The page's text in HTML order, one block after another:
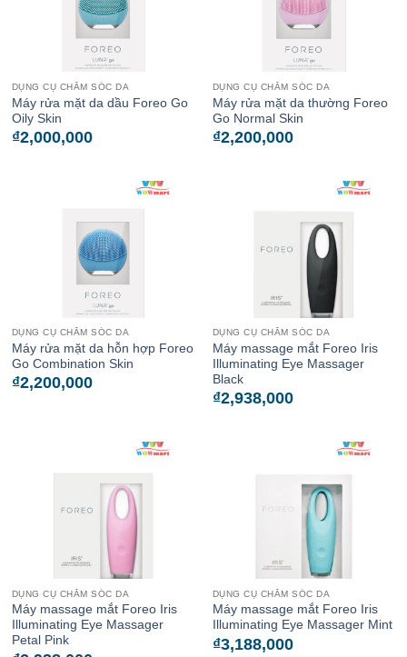
DỤNG CỤ CHĂM SÓC DA
Máy rửa mặt da dầu Foreo Go
Oily Skin
₫2,000,000
DỤNG CỤ CHĂM SÓC DA
Máy rửa mặt da thường Foreo
Go Normal Skin
₫2,200,000
DỤNG CỤ CHĂM SÓC DA
Máy rửa mặt da hỗn hợp Foreo
Go Combination Skin
₫2,200,000
DỤNG CỤ CHĂM SÓC DA
Máy massage mắt Foreo Iris
Illuminating Eye Massager
Black
₫2,938,000
DỤNG CỤ CHĂM SÓC DA
Máy massage mắt Foreo Iris
Illuminating Eye Massager
Petal Pink
DỤNG CỤ CHĂM SÓC DA
Máy massage mắt Foreo Iris
Illuminating Eye Massager Mint
₫3,188,000